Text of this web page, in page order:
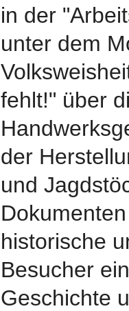
in der
unter dem
fehlt!" über
der
und
historische
Besucher
Geschichte